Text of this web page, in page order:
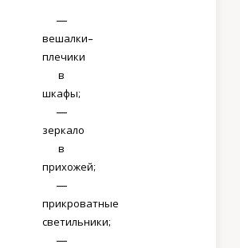
—
вешалки-
плечики
в
шкафы;
—
зеркало
в
прихожей;
—
прикроватные
светильники;
—